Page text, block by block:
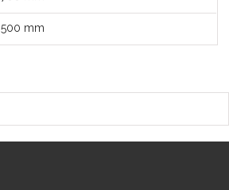
500 mm